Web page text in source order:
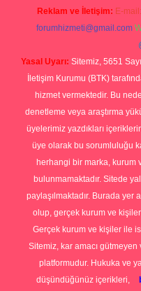
Reklam ve İletişim: E-mail:
forumhizmeti@gmail.com
Yasal Uyarı: Sitemiz, 5651
İletişim Kurumu (BTK)
hizmet vermektedir. Bu
denetleme veya araştırma
üyelerimiz yazdıkları
üye olarak bu sorumluluğu
herhangi bir marka, kurum
bulunmamaktadır. Sitede
paylaşılmaktadır. Burada yer
olup, gerçek kurum ve kişiler
Gerçek kurum ve kişiler ile
Sitemiz, kar amacı
platformudur. Hukuka ve
düşündüğünüz içerikleri,